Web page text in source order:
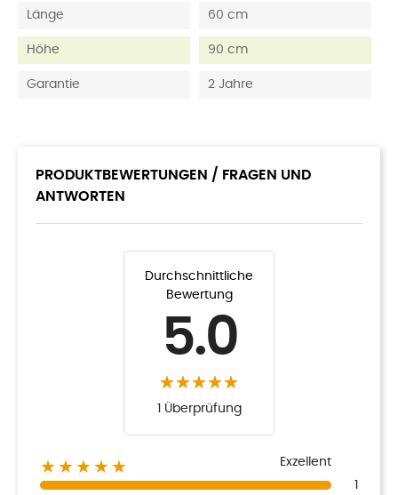
Länge 60 cm
Höhe 90 cm
Garantie 2 Jahre
PRODUKTBEWERTUNGEN / FRAGEN UND
ANTWORTEN
Durchschnittliche
Bewertung
5.0
1 Überprüfung
★★★★★
Exzellent